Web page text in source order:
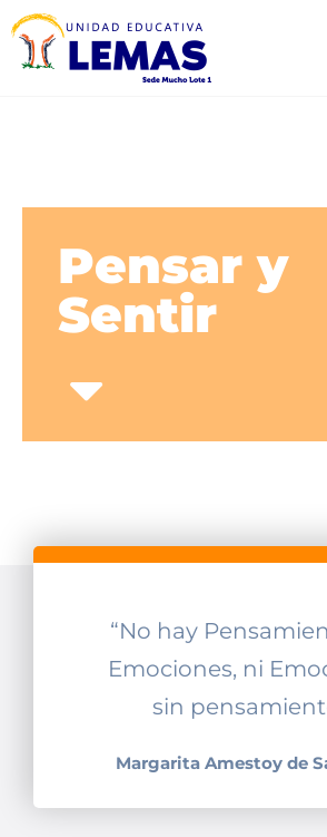
Pensar y
Sentir
“No hay
Emociones, ni
sin
Margarita Amestoy de